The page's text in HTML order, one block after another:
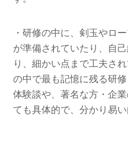
・研修の中に、剣玉やロ
が準備されていたり、自
り、細かい点まで工夫さ
の中で最も記憶に残る研
体験談や、著名な方・企
ても具体的で、分かり易い